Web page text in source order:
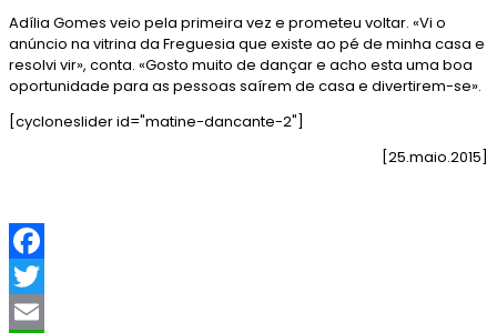
Adília Gomes veio pela primeira vez e prometeu voltar. «Vi o
anúncio na vitrina da Freguesia que existe ao pé de minha casa e
resolvi vir», conta. «Gosto muito de dançar e acho esta uma boa
oportunidade para as pessoas saírem de casa e divertirem-se».
[cycloneslider id="matine-dancante-2"]
[25.maio.2015]
F
a
T